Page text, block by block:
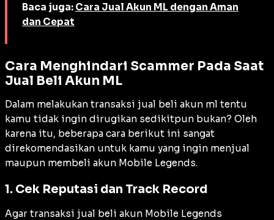
Baca juga: Cara Jual Akun ML dengan Aman
dan Cepat
Cara Menghindari Scammer Pada Saat
Jual Beli Akun ML
Dalam melakukan transaksi jual beli akun ml tentu
kamu tidak ingin dirugikan sedikitpun bukan? Oleh
karena itu, beberapa cara berikut ini sangat
direkomendasikan untuk kamu yang ingin menjual
maupun membeli akun Mobile Legends.
1. Cek Reputasi dan Track Record
Agar transaksi jual beli akun Mobile Legends